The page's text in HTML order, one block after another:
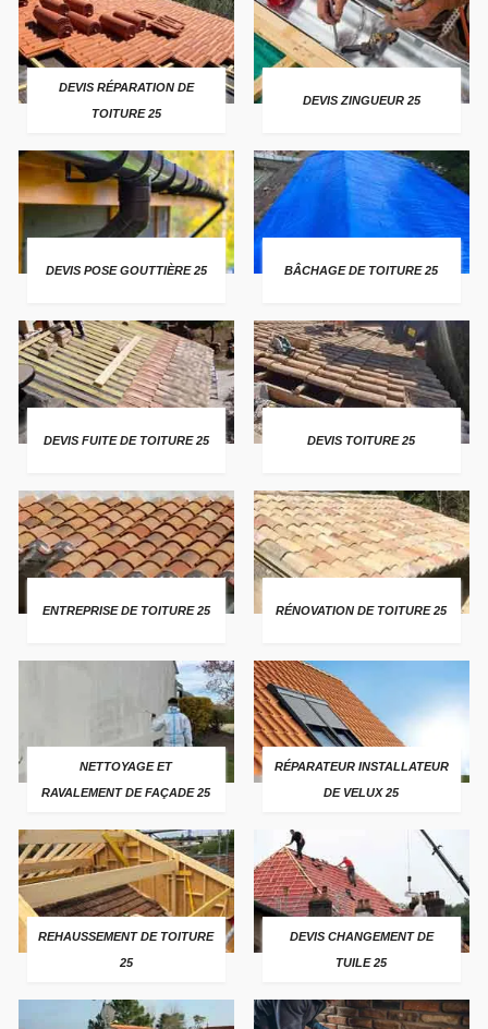
DEVIS RÉPARATION DE
TOITURE 25
DEVIS ZINGUEUR 25
DEVIS POSE GOUTTIÈRE 25 BÂCHAGE DE TOITURE 25
DEVIS FUITE DE TOITURE 25 DEVIS TOITURE 25
ENTREPRISE DE TOITURE 25 RÉNOVATION DE TOITURE 25
NETTOYAGE ET
RAVALEMENT DE FAÇADE 25
RÉPARATEUR INSTALLATEUR
DE VELUX 25
REHAUSSEMENT DE TOITURE
25
DEVIS CHANGEMENT DE
TUILE 25